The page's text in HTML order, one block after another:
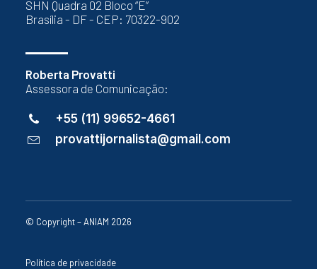
SHN Quadra 02 Bloco “E”
Brasília - DF - CEP: 70322-902
Roberta Provatti
Assessora de Comunicação:
+55 (11) 99652-4661
provattijornalista@gmail.com
© Copyright – ANIAM 2026
Política de privacidade